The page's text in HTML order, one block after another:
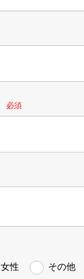
必須
女性 その他